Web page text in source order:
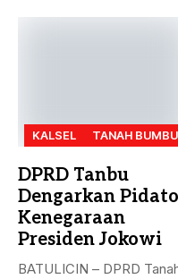
KALSEL TANAH BUMBU
DPRD Tanbu
Dengarkan Pidato
Kenegaraan
Presiden Jokowi
BATULICIN – DPRD